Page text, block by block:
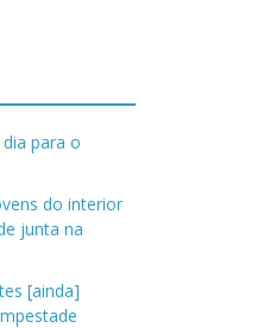
para o
do interior
junta na
[ainda]